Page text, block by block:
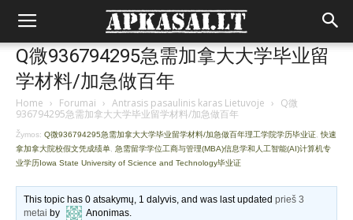
Q微936794295急需加拿大大学毕业留
学材料/加急做百年
Home › Forumai › Antrasis pasaulinis karas Lietuvoje › Q微
936794295急需加拿大大学毕业留学材料/加急做百年
Žymos: Q微936794295急需加拿大大学毕业留学材料/加急做百年理工学院学历毕业证 快速
拿加拿大院校假文凭成绩单 急需留学学位工商与管理(MBA)信息学和人工智能(AI)计算机专
业学历Iowa State University of Science and Technology毕业证
This topic has 0 atsakymų, 1 dalyvis, and was last updatedprieš 3
metai by Anonimas.